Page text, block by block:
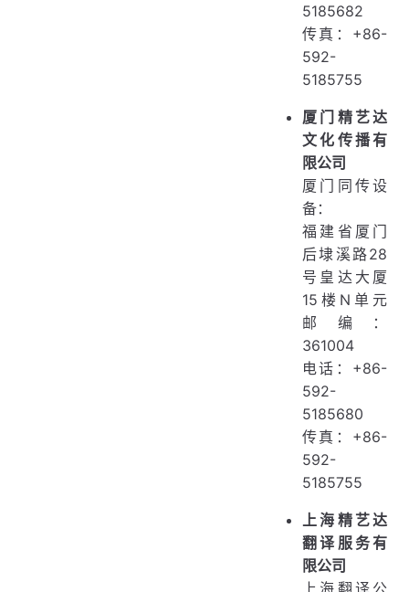
5185682
传真：+86-
592-
5185755
厦门精艺达
文化传播有
限公司
厦门同传设
备：
福建省厦门
后埭溪路28
号皇达大厦
15楼N单元
邮编：
361004
电话：+86-
592-
5185680
传真：+86-
592-
5185755
上海精艺达
翻译服务有
限公司
上海翻译公